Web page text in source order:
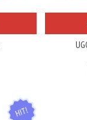
HIT